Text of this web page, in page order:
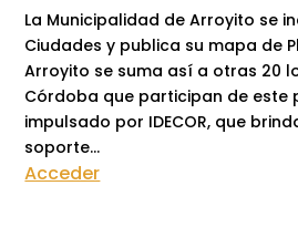
La Municipalidad de Arroyito se
Ciudades y publica su mapa de
Arroyito se suma así a otras 20
Córdoba que participan de este
impulsado por IDECOR, que
soporte...
Acceder